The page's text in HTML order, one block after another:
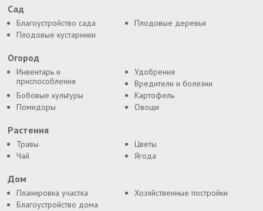
Сад
Благоустройство сада
Плодовые деревья
Плодовые кустарники
Огород
Инвентарь и
приспособления
Удобрения
Вредители и болезни
Бобовые культуры
Картофель
Помидоры
Овощи
Растения
Травы
Цветы
Чай
Ягода
Дом
Планировка участка
Хозяйственные постройки
Благоустройство дома